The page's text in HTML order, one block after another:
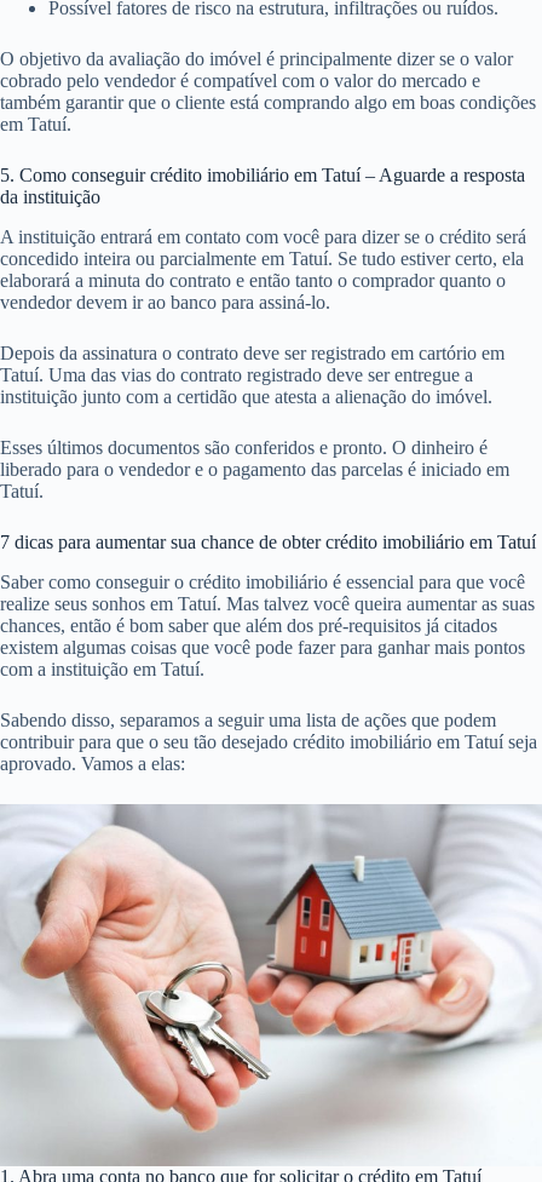
Possível fatores de risco na estrutura, infiltrações ou ruídos.
O objetivo da avaliação do imóvel é principalmente dizer se o valor
cobrado pelo vendedor é compatível com o valor do mercado e
também garantir que o cliente está comprando algo em boas condições
em Tatuí.
5. Como conseguir crédito imobiliário em Tatuí – Aguarde a resposta
da instituição
A instituição entrará em contato com você para dizer se o crédito será
concedido inteira ou parcialmente em Tatuí. Se tudo estiver certo, ela
elaborará a minuta do contrato e então tanto o comprador quanto o
vendedor devem ir ao banco para assiná-lo.
Depois da assinatura o contrato deve ser registrado em cartório em
Tatuí. Uma das vias do contrato registrado deve ser entregue a
instituição junto com a certidão que atesta a alienação do imóvel.
Esses últimos documentos são conferidos e pronto. O dinheiro é
liberado para o vendedor e o pagamento das parcelas é iniciado em
Tatuí.
7 dicas para aumentar sua chance de obter crédito imobiliário em Tatuí
Saber como conseguir o crédito imobiliário é essencial para que você
realize seus sonhos em Tatuí. Mas talvez você queira aumentar as suas
chances, então é bom saber que além dos pré-requisitos já citados
existem algumas coisas que você pode fazer para ganhar mais pontos
com a instituição em Tatuí.
Sabendo disso, separamos a seguir uma lista de ações que podem
contribuir para que o seu tão desejado crédito imobiliário em Tatuí seja
aprovado. Vamos a elas:
1. Abra uma conta no banco que for solicitar o crédito em Tatuí